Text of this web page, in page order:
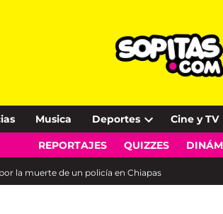
Musica Deportes
Open
dropdown
Cine y TV
REPORTAJES QUIZZES
la muerte de un policía en Chiapas